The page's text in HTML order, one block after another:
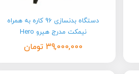
دستگاه بدنسازی 96 کاره به همراه
نیمکت مدرج هیرو Hero
39,000,000 تومان